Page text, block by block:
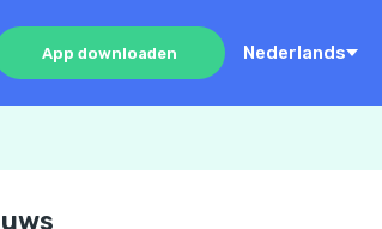
App downloaden Nederlands